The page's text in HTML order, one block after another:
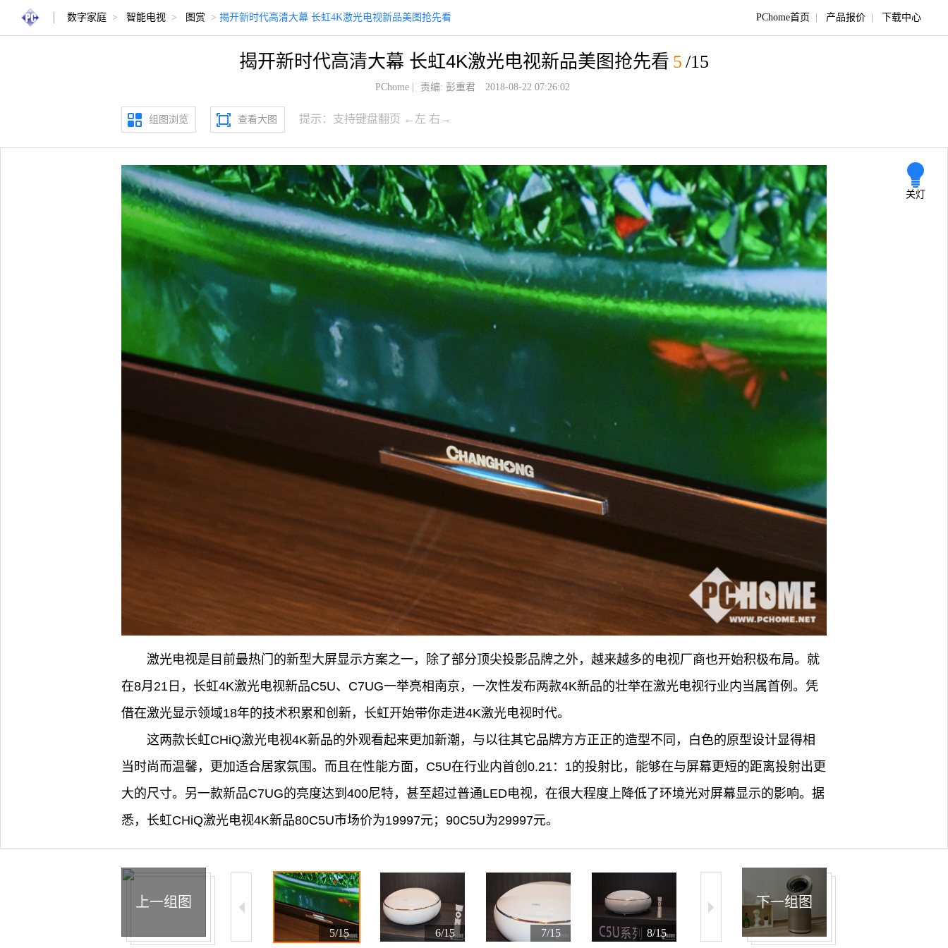
数字家庭 > 智能电视 > 图赏 > 揭开新时代高清大幕 长虹4K激光电视新品美图抢先看 PChome首页 产品报价 下载中心
揭开新时代高清大幕 长虹4K激光电视新品美图抢先看 5 /15
PChome| 责编: 彭重君 2018-08-22 07:26:02
组图浏览 查看大图 提示：支持键盘翻页 ←左 右→
关灯
激光电视是目前最热门的新型大屏显示方案之一，除了部分顶尖投影品牌之外，越来越多的电视厂商也开始积极布局。就
在8月21日，长虹4K激光电视新品C5U、C7UG一举亮相南京，一次性发布两款4K新品的壮举在激光电视行业内当属首例。凭
借在激光显示领域18年的技术积累和创新，长虹开始带你走进4K激光电视时代。
这两款长虹CHiQ激光电视4K新品的外观看起来更加新潮，与以往其它品牌方方正正的造型不同，白色的原型设计显得相
当时尚而温馨，更加适合居家氛围。而且在性能方面，C5U在行业内首创0.21：1的投射比，能够在与屏幕更短的距离投射出更
大的尺寸。另一款新品C7UG的亮度达到400尼特，甚至超过普通LED电视，在很大程度上降低了环境光对屏幕显示的影响。据
悉，长虹CHiQ激光电视4K新品80C5U市场价为19997元；90C5U为29997元。
5/15 6/15 7/15 8/15
上一组图 下一组图